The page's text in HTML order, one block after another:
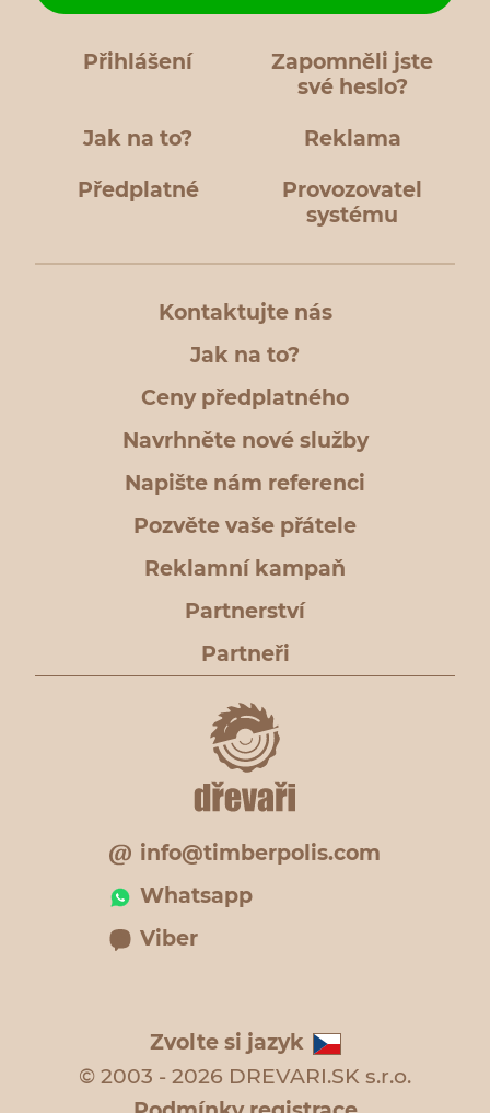
Přihlášení
Zapomněli jste
své heslo?
Jak na to? Reklama
Předplatné
Provozovatel
systému
Kontaktujte nás
Jak na to?
Ceny předplatného
Navrhněte nové služby
Napište nám referenci
Pozvěte vaše přátele
Reklamní kampaň
Partnerství
Partneři
info@timberpolis.com
Whatsapp
Viber
Zvolte si jazyk
© 2003 - 2026 DREVARI.SK s.r.o.